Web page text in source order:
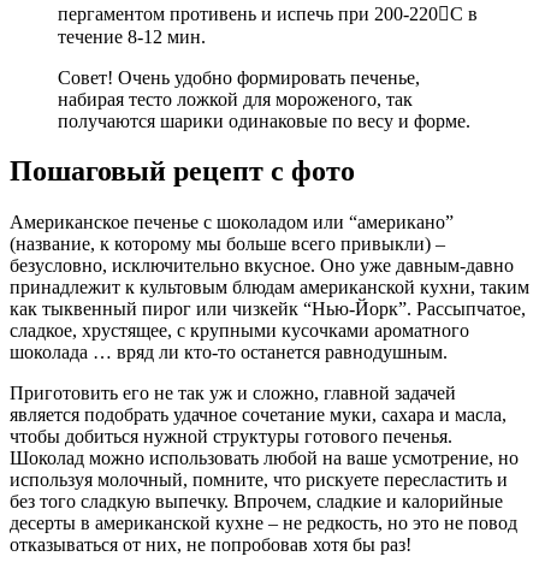
пергаментом противень и испечь при 200-220С в
течение 8-12 мин.
Совет! Очень удобно формировать печенье,
набирая тесто ложкой для мороженого, так
получаются шарики одинаковые по весу и форме.
Пошаговый рецепт с фото
Американское печенье с шоколадом или “американо”
(название, к которому мы больше всего привыкли) –
безусловно, исключительно вкусное. Оно уже давным-давно
принадлежит к культовым блюдам американской кухни, таким
как тыквенный пирог или чизкейк “Нью-Йорк”. Рассыпчатое,
сладкое, хрустящее, с крупными кусочками ароматного
шоколада … вряд ли кто-то останется равнодушным.
Приготовить его не так уж и сложно, главной задачей
является подобрать удачное сочетание муки, сахара и масла,
чтобы добиться нужной структуры готового печенья.
Шоколад можно использовать любой на ваше усмотрение, но
используя молочный, помните, что рискуете пересластить и
без того сладкую выпечку. Впрочем, сладкие и калорийные
десерты в американской кухне – не редкость, но это не повод
отказываться от них, не попробовав хотя бы раз!